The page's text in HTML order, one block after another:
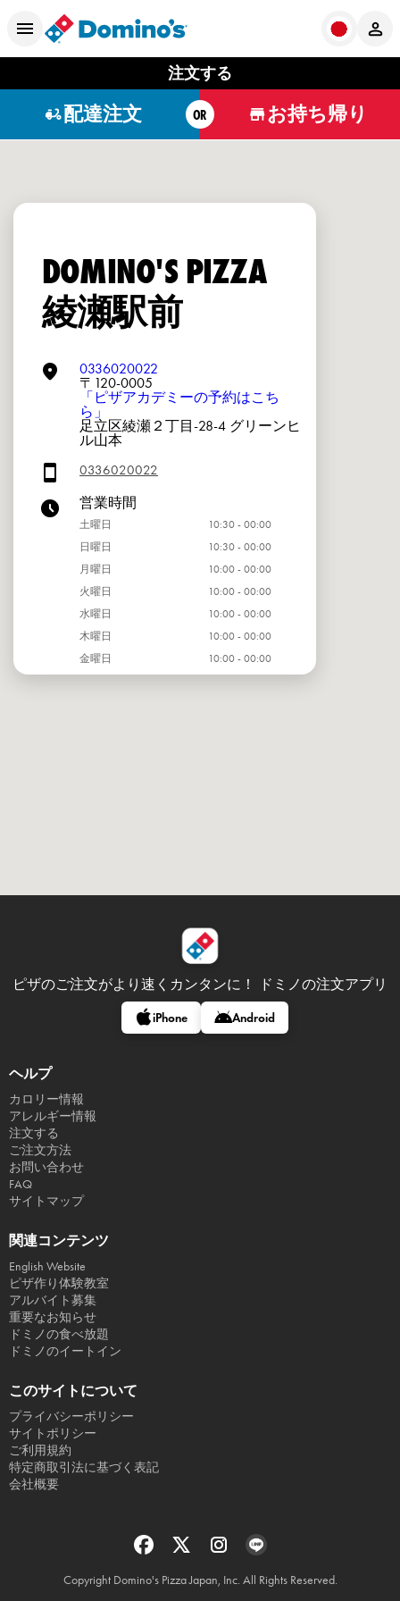
注文する
配達注文 OR お持ち帰り
DOMINO'S PIZZA
綾瀬駅前
0336020022
〒120-0005
「ピザアカデミーの予約はこち
ら」
足立区綾瀬２丁目-28-4 グリーンヒ
ル山本
0336020022
営業時間
土曜日
10:30 - 00:00
日曜日
10:30 - 00:00
月曜日
10:00 - 00:00
火曜日
10:00 - 00:00
水曜日
10:00 - 00:00
木曜日
10:00 - 00:00
金曜日
10:00 - 00:00
ピザのご注文がより速くカンタンに！ ドミノの注文アプリ
iPhone Android
ヘルプ
カロリー情報
アレルギー情報
注文する
ご注文方法
お問い合わせ
FAQ
サイトマップ
関連コンテンツ
English Website
ピザ作り体験教室
アルバイト募集
重要なお知らせ
ドミノの食べ放題
ドミノのイートイン
このサイトについて
プライバシーポリシー
サイトポリシー
ご利用規約
特定商取引法に基づく表記
会社概要
Copyright Domino's Pizza Japan, Inc. All Rights Reserved.